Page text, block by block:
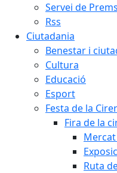
Servei de
Rss
Ciutadania
Benestar i
Cultura
Educació
Esport
Festa de la
Fira de la
Ruta